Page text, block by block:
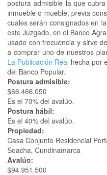
postura admisible la que
inmueble o mueble, previa
cuales serán consignados en
este Juzgado, en el Banco
usado con frecuencia y sirve
a comprar uno de nuestros
La Publicación Real hecha por
del Banco Popular.
Postura admisible:
$66.466.050
Es el 70% del avalúo.
Postura hábil:
Es el 40% del avalúo.
Propiedad:
Casa Conjunto Residencial
Soacha, Cundinamarca
Avalúo:
$94.951.500